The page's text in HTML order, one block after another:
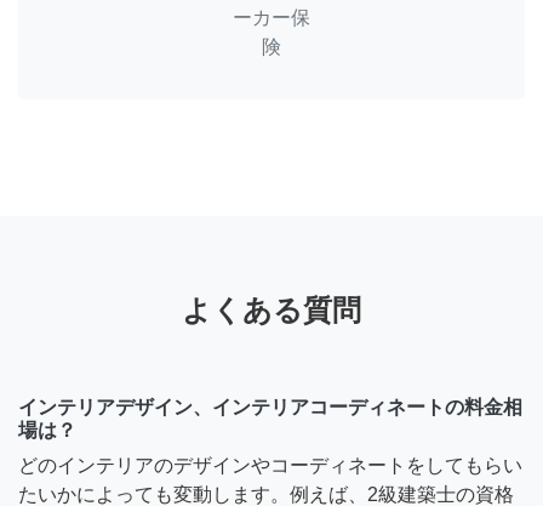
ーカー保
険
よくある質問
インテリアデザイン、インテリアコーディネートの料金相
場は？
どのインテリアのデザインやコーディネートをしてもらい
たいかによっても変動します。例えば、2級建築士の資格